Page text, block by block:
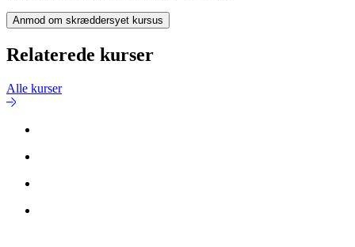
Anmod om skræddersyet kursus
Relaterede kurser
Alle kurser